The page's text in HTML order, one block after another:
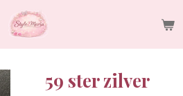
59 ster zilver